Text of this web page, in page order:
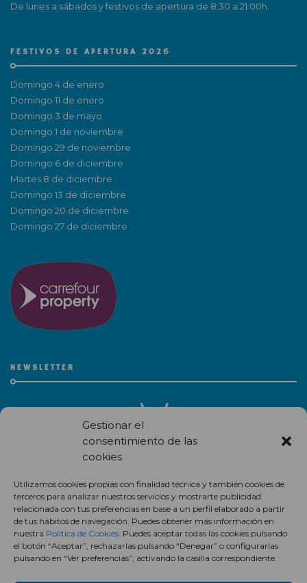
Gestionar el
consentimiento de las
cookies
Utilizamos cookies propias con finalidad técnica y también cookies de
terceros para analizar nuestros servicios y mostrarte publicidad
relacionada con tus preferencias en base a un perfil elaborado a partir
de tus hábitos de navegación. Puedes obtener más información en
nuestra Política de Cookies. Puedes aceptar todas las cookies pulsando
el botón “Aceptar”, rechazarlas pulsando “Denegar” o configurarlas
pulsando en “Ver preferencias”, activando la casilla correspondiente.
De lunes a sábados y festivos de apertura de 8:30 a 21:00h.
FESTIVOS DE APERTURA 2026
Domingo 4 de enero
Domingo 11 de enero
Domingo 3 de mayo
Domingo 1 de noviembre
Domingo 29 de noviembre
Domingo 6 de diciembre
Martes 8 de diciembre
Domingo 13 de diciembre
Domingo 20 de diciembre
Domingo 27 de diciembre
NEWSLETTER
centro comercial.
Suscríbete